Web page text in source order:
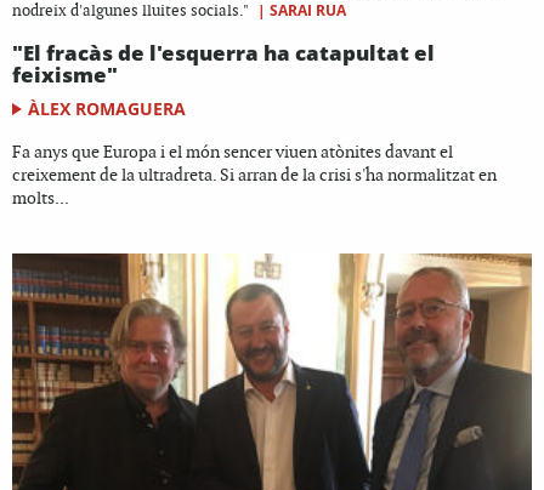
nodreix d'algunes lluites socials."
| SARAI RUA
"El fracàs de l'esquerra ha catapultat el
feixisme"
ÀLEX ROMAGUERA
Fa anys que Europa i el món sencer viuen atònites davant el
creixement de la ultradreta. Si arran de la crisi s'ha normalitzat en
molts...